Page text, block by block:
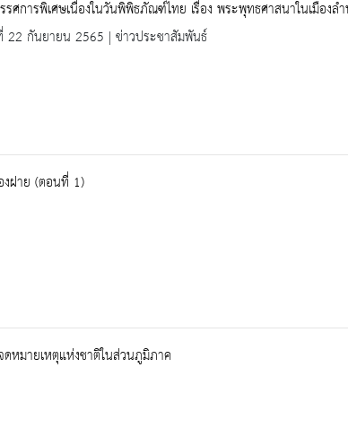
ศการพิเศษเนื่องในวันพิพิธภัณฑ์ไทย เรื่อง พระพุทธศาสนาในเมือ
กันยายน 2565 | ข่าวประชาสัมพันธ์
งฝาย (ตอนที่ 1)
หมายเหตุแห่งชาติในส่วนภูมิภาค